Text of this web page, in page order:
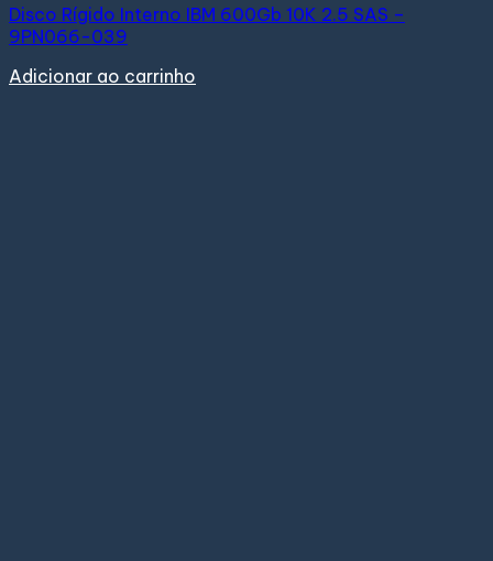
Disco Rígido Interno IBM 600Gb 10K 2.5 SAS –
9PN066-039
Adicionar ao carrinho